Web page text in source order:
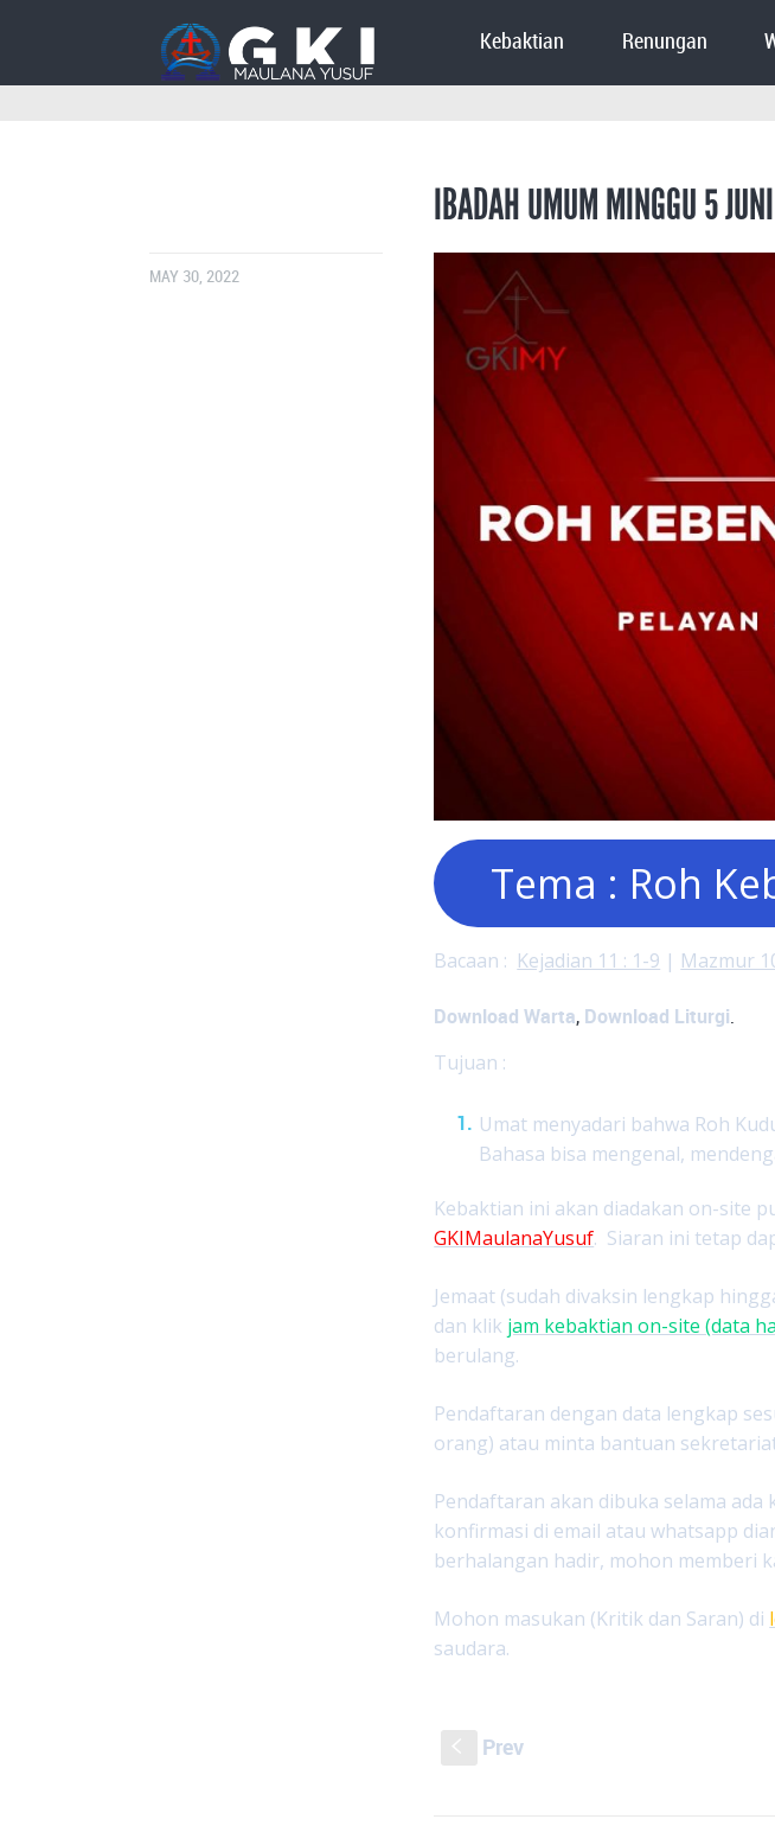
Kebaktian Renungan
IBADAH UMUM MINGGU 5
MAY 30, 2022
Tema : Roh
Bacaan : Kejadian 11 : 1-9 | Mazmur
Download Warta, Download Liturgi.
Tujuan :
Umat menyadari bahwa Roh
Bahasa bisa mengenal,
Kebaktian ini akan diadakan on-site
GKIMaulanaYusuf. Siaran ini tetap
Jemaat (sudah divaksin lengkap
dan klik jam kebaktian on-site (data
berulang.
Pendaftaran dengan data lengkap
orang) atau minta bantuan
Pendaftaran akan dibuka selama
konfirmasi di email atau whatsapp
berhalangan hadir, mohon memberi
Mohon masukan (Kritik dan Saran) di
saudara.
Prev